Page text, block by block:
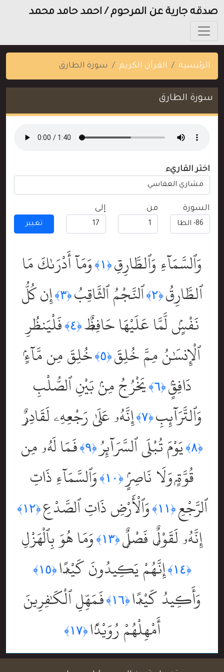
صدقه جارية عن المرحوم / احمد حامد محمد
الرئيسية القرآن الكريم سورة الطارق
سورة الطارق
اختر القاريء
السورة من إلى
تغيير
وَٱلسَّمَآءِ وَٱلطَّارِقِ ﴿١﴾
وَمَآ أَدْرَىٰكَ مَا
ٱلطَّارِقُ﴿٢﴾ ٱلنَّجْمُ ٱلثَّاقِبُ﴿٣﴾
إِن كُلُّ
نَفْسٍۢ لَّمَّا عَلَيْهَا حَافِظٌۭ﴿٤﴾
فَلْيَنظُرِ
ٱلْإِنسَٰنُ مِمَّ خُلِقَ ﴿٥﴾
خُلِقَ مِن مَّآءٍۢ
دَافِقٍۢ ﴿٦﴾
يَخْرُجُ مِنۢ بَيْنِ ٱلصُّلْبِ
وَٱلتَّرَآئِبِ ﴿٧﴾ إِنَّهُۥ عَلَىٰ رَجْعِهِۦ لَقَادِرٌۭ
﴿٨﴾ يَوْمَ تُبْلَى ٱلسَّرَآئِرُ﴿٩﴾
فَمَا لَهُۥ مِن
قُوَّةٍۢ وَلَا نَاصِرٍۢ﴿١٠﴾
وَٱلسَّمَآءِ ذَاتِ
ٱلرَّجْعِ﴿١١﴾ وَٱلْأَرْضِ ذَاتِ ٱلصَّدْعِ ﴿١٢﴾
إِنَّهُۥ لَقَوْلٌۭ فَصْلٌۭ﴿١٣﴾ وَمَا هُوَ بِٱلْهَزْلِ
﴿١٤﴾ إِنَّهُمْ يَكِيدُونَ كَيْدًۭا ﴿١٥﴾
وَأَكِيدُ كَيْدًۭا ﴿١٦﴾
فَمَهِّلِ ٱلْكَٰفِرِينَ
أَمْهِلْهُمْ رُوَيْدًۢا ﴿١٧﴾